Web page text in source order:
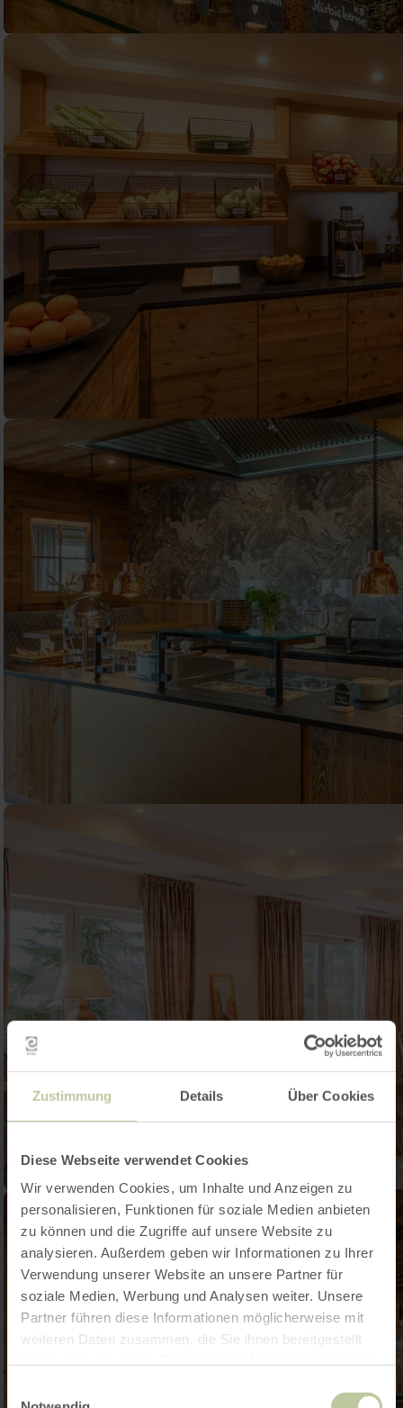
Zustimmung Details Über Cookies
Diese Webseite verwendet Cookies
Wir verwenden Cookies, um Inhalte und Anzeigen zu
personalisieren, Funktionen für soziale Medien anbieten
zu können und die Zugriffe auf unsere Website zu
analysieren. Außerdem geben wir Informationen zu Ihrer
Verwendung unserer Website an unsere Partner für
soziale Medien, Werbung und Analysen weiter. Unsere
Partner führen diese Informationen möglicherweise mit
weiteren Daten zusammen, die Sie ihnen bereitgestellt